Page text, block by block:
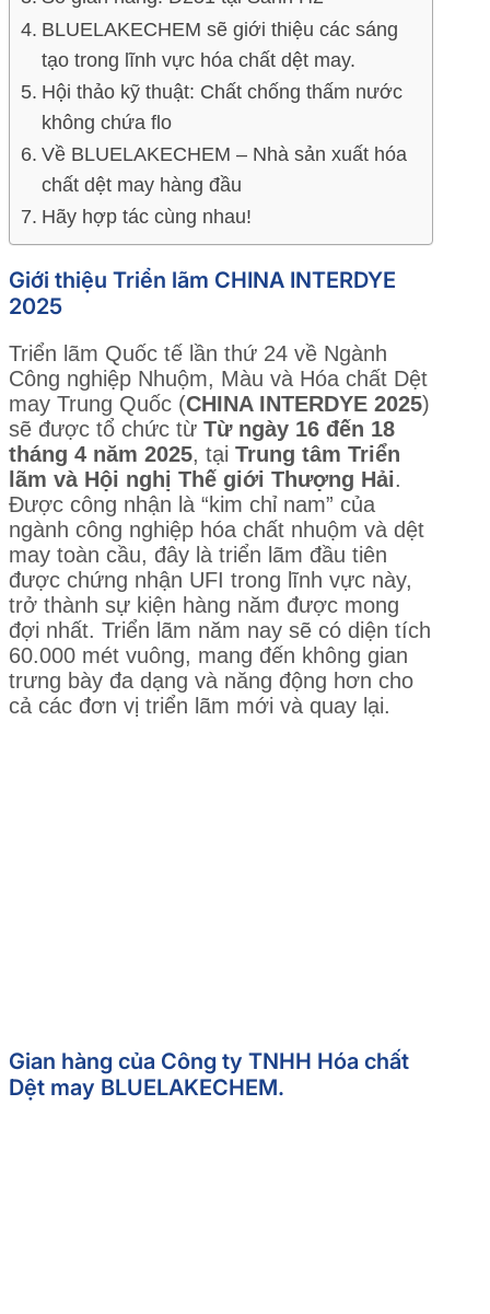
BLUELAKECHEM sẽ giới thiệu các sáng
tạo trong lĩnh vực hóa chất dệt may.
Hội thảo kỹ thuật: Chất chống thấm nước
không chứa flo
Về BLUELAKECHEM – Nhà sản xuất hóa
chất dệt may hàng đầu
Hãy hợp tác cùng nhau!
Giới thiệu Triển lãm CHINA INTERDYE
2025
Triển lãm Quốc tế lần thứ 24 về Ngành
Công nghiệp Nhuộm, Màu và Hóa chất Dệt
may Trung Quốc (CHINA INTERDYE 2025)
sẽ được tổ chức từ Từ ngày 16 đến 18
tháng 4 năm 2025, tại Trung tâm Triển
lãm và Hội nghị Thế giới Thượng Hải.
Được công nhận là “kim chỉ nam” của
ngành công nghiệp hóa chất nhuộm và dệt
may toàn cầu, đây là triển lãm đầu tiên
được chứng nhận UFI trong lĩnh vực này,
trở thành sự kiện hàng năm được mong
đợi nhất. Triển lãm năm nay sẽ có diện tích
60.000 mét vuông, mang đến không gian
trưng bày đa dạng và năng động hơn cho
cả các đơn vị triển lãm mới và quay lại.
Gian hàng của Công ty TNHH Hóa chất
Dệt may BLUELAKECHEM.